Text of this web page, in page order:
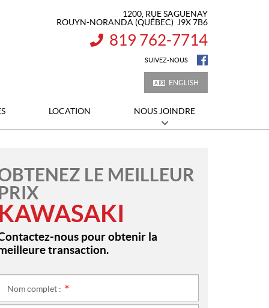
1200, RUE SAGUENAY
ROUYN-NORANDA (QUÉBEC) J9X 7B6
INFORMATION :
819 762-7714
SUIVEZ-NOUS
ENGLISH
LOCATION NOUS JOINDRE
LE MEILLEUR
KAWASAKI
nous pour obtenir la
transaction.
Nom complet :